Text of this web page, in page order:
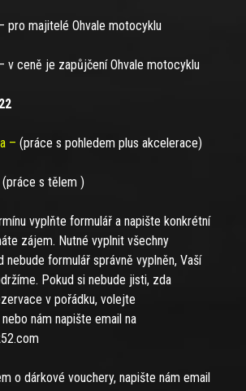
pro majitelé Ohvale motocyklu
v ceně je zapůjčení Ohvale motocyklu
– (práce s pohledem plus akcelerace)
(práce s tělem )
vyplňte formulář a napište konkrétní
zájem. Nutné vyplnit všechny
nebude formulář správně vyplněn, Vaší
Pokud si nebude jisti, zda
v pořádku, volejte
nám napište email na
o dárkové vouchery, napište nám email